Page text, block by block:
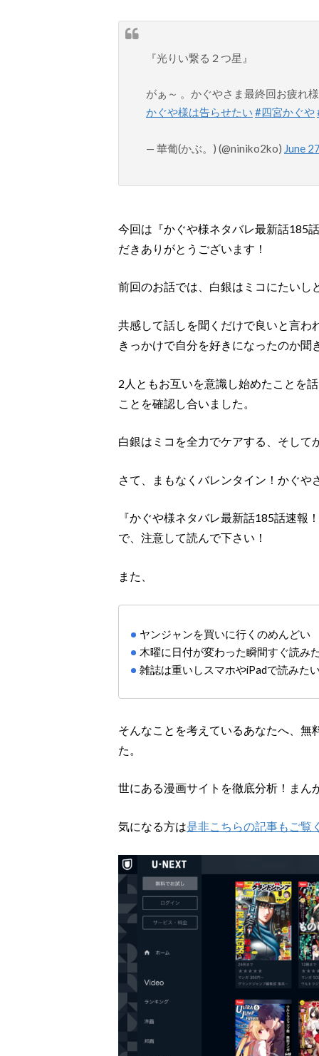
『光りい繋る２つ星』
がぁ～ 。かぐやさま最終回お疲れ
かぐや様は告らせたい #四宮かぐや
— 華葡(かぶ。) (@niniko2ko) June
今回は『かぐや様ネタバレ最新話185
だきありがとうございます！
前回のお話では、白銀はミコにたいし
共感して話しを聞くだけで良いと言わ
きっかけで自分を好きになったのか聞
2人ともお互いを意識し始めたことを
ことを確認し合いました。
白銀はミコを全力でケアする、そして
さて、まもなくバレンタイン！かぐや
『かぐや様ネタバレ最新話185話速報
で、注意して読んで下さい！
また、
ヤンジャンを買いに行くのめんどい
木曜に日付が変わった瞬間すぐ読み
雑誌は重いしスマホやiPadで読みたい
そんなことを考えているあなたへ、無
た。
世にある漫画サイトを徹底分析！まん
気になる方は是非こちらの記事もご覧